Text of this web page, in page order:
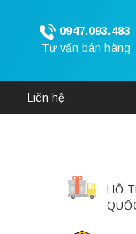
0947.093.483
Tư vấn bán hàng
Liên hệ
HỖ